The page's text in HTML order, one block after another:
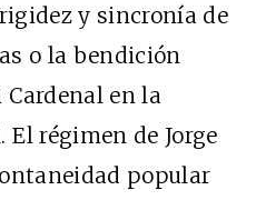
y sincronía de
o la bendición
en la
régimen de Jorge
popular